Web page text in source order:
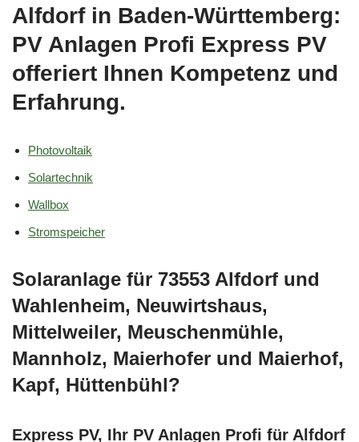
Alfdorf in Baden-Württemberg:
PV Anlagen Profi Express PV
offeriert Ihnen Kompetenz und
Erfahrung.
Photovoltaik
Solartechnik
Wallbox
Stromspeicher
Solaranlage für 73553 Alfdorf und
Wahlenheim, Neuwirtshaus,
Mittelweiler, Meuschenmühle,
Mannholz, Maierhofer und Maierhof,
Kapf, Hüttenbühl?
Express PV, Ihr PV Anlagen Profi für Alfdorf